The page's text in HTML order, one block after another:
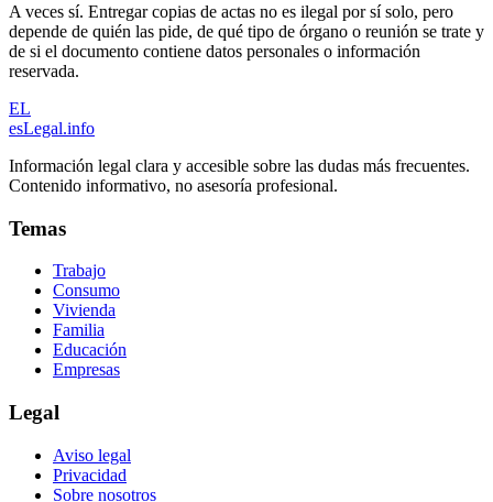
A veces sí. Entregar copias de actas no es ilegal por sí solo, pero
depende de quién las pide, de qué tipo de órgano o reunión se trate y
de si el documento contiene datos personales o información
reservada.
EL
esLegal.info
Información legal clara y accesible sobre las dudas más frecuentes.
Contenido informativo, no asesoría profesional.
Temas
Trabajo
Consumo
Vivienda
Familia
Educación
Empresas
Legal
Aviso legal
Privacidad
Sobre nosotros